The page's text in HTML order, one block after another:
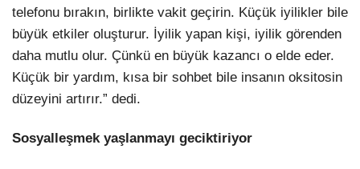
telefonu bırakın, birlikte vakit geçirin. Küçük iyilikler bile
büyük etkiler oluşturur. İyilik yapan kişi, iyilik görenden
daha mutlu olur. Çünkü en büyük kazancı o elde eder.
Küçük bir yardım, kısa bir sohbet bile insanın oksitosin
düzeyini artırır.” dedi.
Sosyalleşmek yaşlanmayı geciktiriyor